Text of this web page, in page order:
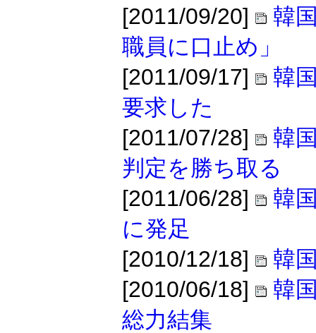
[2011/09/20]
韓
職員に口止め」
[2011/09/17]
韓
要求した
[2011/07/28]
韓
判定を勝ち取る
[2011/06/28]
韓
に発足
[2010/12/18]
韓
[2010/06/18]
韓
総力結集